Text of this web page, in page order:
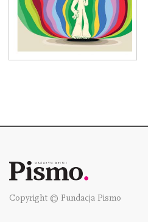
Copyright © Fundacja Pismo